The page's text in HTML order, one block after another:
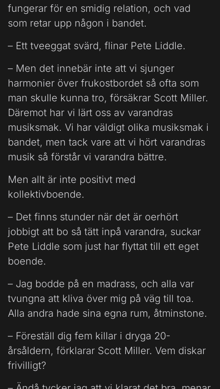
fungerar för en smidig relation, och vad
som retar upp någon i bandet.
– Ett tveeggat svärd, flinar Pete Liddle.
– Men det innebär inte att vi sjunger
harmonier över frukostbordet så ofta som
man skulle kunna tro, försäkrar Scott Miller.
Däremot har vi lärt oss av varandras
musiksmak. Vi har väldigt olika musiksmak i
bandet, men tack vare att vi hört varandras
musik så förstår vi varandra bättre.
Men allt är inte positivt med
kollektivboende.
– Det finns stunder när det är oerhört
jobbigt att bo så tätt inpå varandra, suckar
Pete Liddle som just har flyttat till ett eget
boende.
– Jag bodde på en madrass, och alla var
tvungna att kliva över mig på väg till toa.
Alla andra hade sina egna rum, åtminstone.
– Föreställ dig fem killar i dryga 20-
årsåldern, förklarar Scott Miller. Vem diskar
frivilligt?